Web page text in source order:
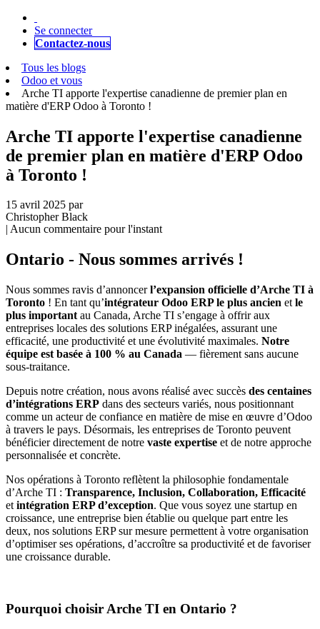
Se connecter
Contactez-nous
Tous les blogs
Odoo et vous
Arche TI apporte l'expertise canadienne de premier plan en
matière d'ERP Odoo à Toronto !
Arche TI apporte l'expertise canadienne
de premier plan en matière d'ERP Odoo
à Toronto !
15 avril 2025 par
Christopher Black
| Aucun commentaire pour l'instant
Ontario - Nous sommes arrivés !
Nous sommes ravis d’annoncerl’expansion officielle d’Arche TI à
Toronto ! En tant qu’intégrateur Odoo ERP le plus ancien et le
plus important au Canada, Arche TI s’engage à offrir aux
entreprises locales des solutions ERP inégalées, assurant une
efficacité, une productivité et une évolutivité maximales. Notre
équipe est basée à 100 % au Canada — fièrement sans aucune
sous-traitance.
Depuis notre création, nous avons réalisé avec succès des centaines
d’intégrations ERP dans des secteurs variés, nous positionnant
comme un acteur de confiance en matière de mise en œuvre d’Odoo
à travers le pays. Désormais, les entreprises de Toronto peuvent
bénéficier directement de notre vaste expertise et de notre approche
personnalisée et concrète.
Nos opérations à Toronto reflètent la philosophie fondamentale
d’Arche TI : Transparence, Inclusion, Collaboration, Efficacité
et intégration ERP d’exception. Que vous soyez une startup en
croissance, une entreprise bien établie ou quelque part entre les
deux, nos solutions ERP sur mesure permettent à votre organisation
d’optimiser ses opérations, d’accroître sa productivité et de favoriser
une croissance durable.
Pourquoi choisir Arche TI en Ontario ?